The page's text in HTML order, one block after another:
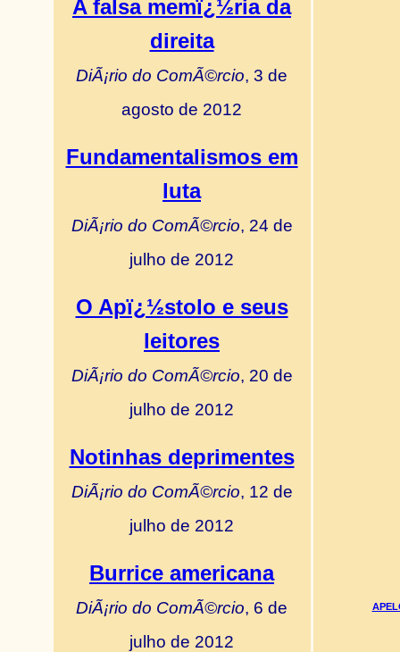
A falsa memï¿½ria da
direita
DiÃ¡rio do ComÃ©rcio, 3 de
agosto de 2012
Fundamentalismos em
luta
DiÃ¡rio do ComÃ©rcio, 24 de
julho de 2012
O Apï¿½stolo e seus
leitores
DiÃ¡rio do ComÃ©rcio, 20 de
julho de 2012
Notinhas deprimentes
DiÃ¡rio do ComÃ©rcio, 12 de
julho de 2012
Burrice americana
DiÃ¡rio do ComÃ©rcio, 6 de
julho de 2012